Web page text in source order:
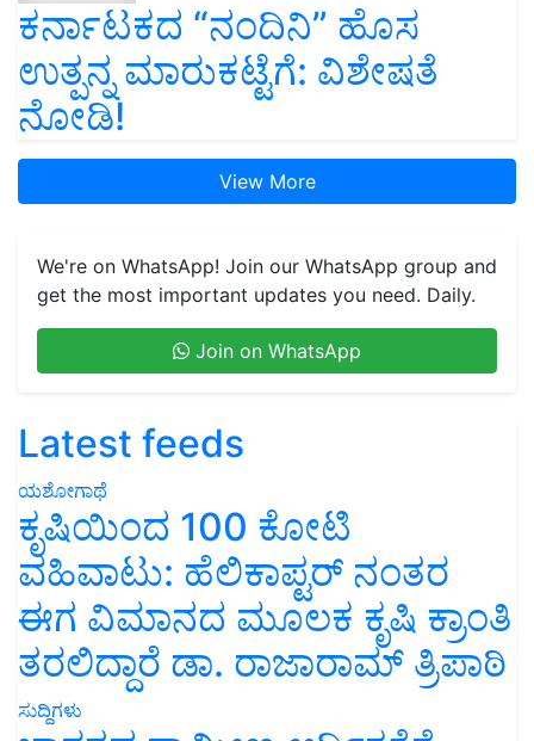
ಕರ್ನಾಟಕದ “ನಂದಿನಿ” ಹೊಸ
ಉತ್ಪನ್ನ ಮಾರುಕಟ್ಟೆಗೆ: ವಿಶೇಷತೆ
ನೋಡಿ!
View More
We're on WhatsApp! Join our WhatsApp group and
get the most important updates you need. Daily.
Join on WhatsApp
Latest feeds
ಯಶೋಗಾಥೆ
ಕೃಷಿಯಿಂದ 100 ಕೋಟಿ
ವಹಿವಾಟು: ಹೆಲಿಕಾಪ್ಟರ್ ನಂತರ
ಈಗ ವಿಮಾನದ ಮೂಲಕ ಕೃಷಿ ಕ್ರಾಂತಿ
ತರಲಿದ್ದಾರೆ ಡಾ. ರಾಜಾರಾಮ್ ತ್ರಿಪಾಠಿ
ಸುದ್ದಿಗಳು